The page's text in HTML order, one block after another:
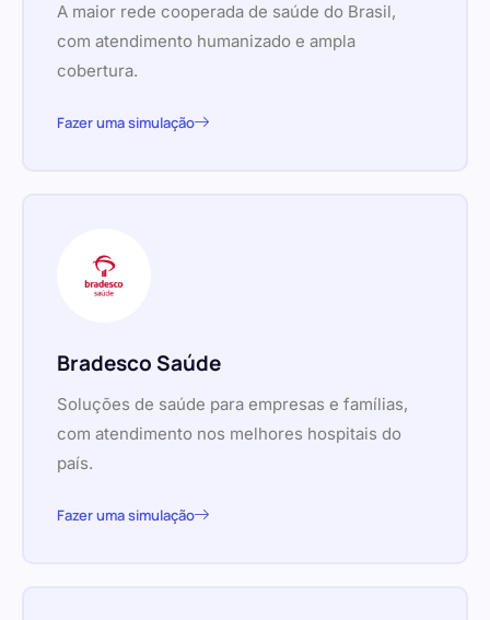
A maior rede cooperada de saúde do Brasil,
com atendimento humanizado e ampla
cobertura.
Fazer uma simulação
Bradesco Saúde
Soluções de saúde para empresas e famílias,
com atendimento nos melhores hospitais do
país.
Fazer uma simulação